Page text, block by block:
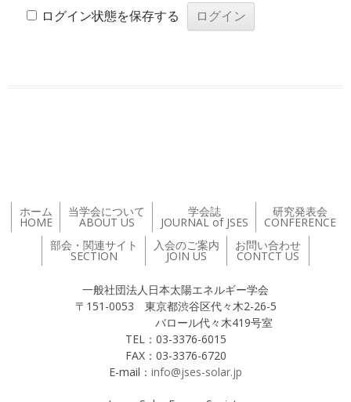
ログイン状態を保存する
ホーム
HOME
当学会について
ABOUT US
学会誌
JOURNAL of JSES
研究発表会
CONFERENCE
部会・関連サイト
SECTION
入会のご案内
JOIN US
お問い合わせ
CONTCT US
一般社団法人日本太陽エネルギー学会
〒151-0053 東京都渋谷区代々木2-26-5
バロール代々木419号室
TEL：03-3376-6015
FAX：03-3376-6720
E-mail： info@jses-solar.jp